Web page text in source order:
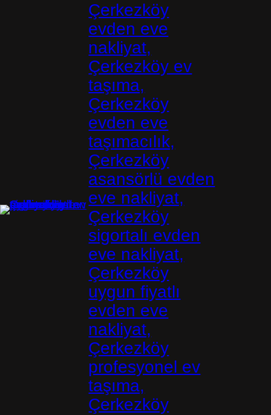
Çerkezköy
evden eve
nakliyat,
Çerkezköy ev
taşıma,
Çerkezköy
evden eve
taşımacılık,
Çerkezköy
asansörlü evden
eve nakliyat,
Çerkezköy
sigortalı evden
eve nakliyat,
Çerkezköy
uygun fiyatlı
evden eve
nakliyat,
Çerkezköy
profesyonel ev
taşıma,
Çerkezköy